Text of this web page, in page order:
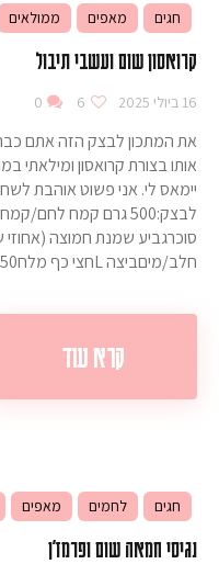
חגים מאפים ממולאים
קרואסון שום ועשבי תיבול
16 ביולי 2025 6
0
את המתכון לבצק הזה אתם כבר
אותו בצורת קרואסון ומילאתי
יימאס לי. אני פשוט אוהבת
חלב/מיםביצה Lחצי כף מלח50 גרם חמאה קרה חתוכה לקוביותרבע…
קרא עוד
חגים לחמים מאפים
נגיסי חמאה שום ופרמז'ן